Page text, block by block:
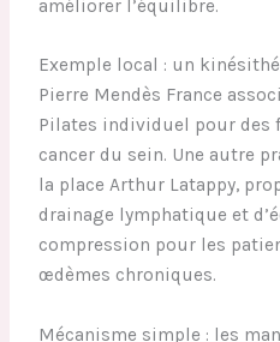
améliorer l’équilibre.
Exemple local : un
Pierre Mendès France
Pilates individuel pour des
cancer du sein. Une autre
la place Arthur Latappy,
drainage lymphatique et
compression pour les
œdèmes chroniques.
Mécanisme simple : les